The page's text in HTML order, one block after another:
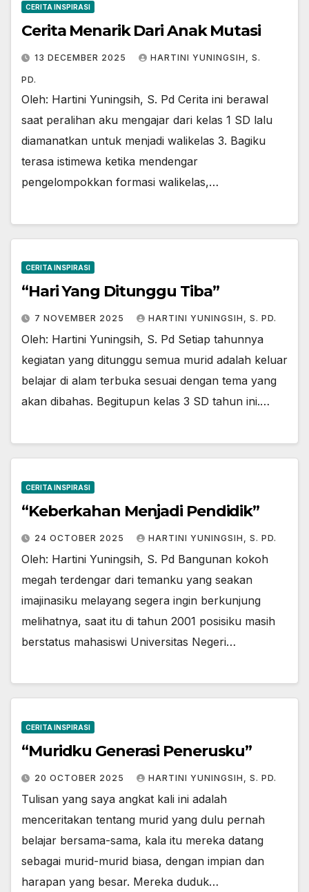
CERITA INSPIRASI
Cerita Menarik Dari Anak Mutasi
13 DECEMBER 2025 HARTINI YUNINGSIH, S.
PD.
Oleh: Hartini Yuningsih, S. Pd Cerita ini berawal
saat peralihan aku mengajar dari kelas 1 SD lalu
diamanatkan untuk menjadi walikelas 3. Bagiku
terasa istimewa ketika mendengar
pengelompokkan formasi walikelas,…
CERITA INSPIRASI
“Hari Yang Ditunggu Tiba”
7 NOVEMBER 2025 HARTINI YUNINGSIH, S. PD.
Oleh: Hartini Yuningsih, S. Pd Setiap tahunnya
kegiatan yang ditunggu semua murid adalah keluar
belajar di alam terbuka sesuai dengan tema yang
akan dibahas. Begitupun kelas 3 SD tahun ini.…
CERITA INSPIRASI
“Keberkahan Menjadi Pendidik”
24 OCTOBER 2025 HARTINI YUNINGSIH, S. PD.
Oleh: Hartini Yuningsih, S. Pd Bangunan kokoh
megah terdengar dari temanku yang seakan
imajinasiku melayang segera ingin berkunjung
melihatnya, saat itu di tahun 2001 posisiku masih
berstatus mahasiswi Universitas Negeri…
CERITA INSPIRASI
“Muridku Generasi Penerusku”
20 OCTOBER 2025 HARTINI YUNINGSIH, S. PD.
Tulisan yang saya angkat kali ini adalah
menceritakan tentang murid yang dulu pernah
belajar bersama-sama, kala itu mereka datang
sebagai murid-murid biasa, dengan impian dan
harapan yang besar. Mereka duduk…